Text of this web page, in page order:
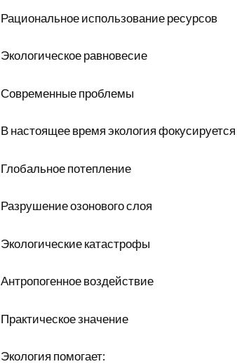
Рациональное использование ресурсов
Экологическое равновесие
Современные проблемы
В настоящее время экология
Глобальное потепление
Разрушение озонового слоя
Экологические катастрофы
Антропогенное воздействие
Практическое значение
Экология помогает: